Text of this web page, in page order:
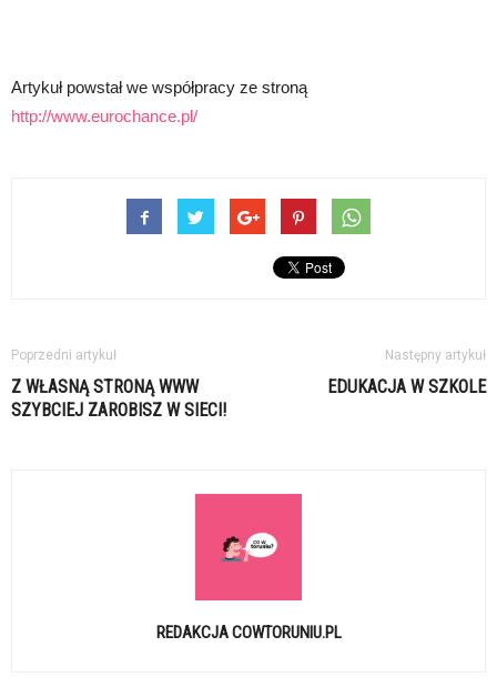
Artykuł powstał we współpracy ze stroną
http://www.eurochance.pl/
Poprzedni artykuł
Z WŁASNĄ STRONĄ WWW
SZYBCIEJ ZAROBISZ W SIECI!
Następny artykuł
EDUKACJA W SZKOLE
REDAKCJA COWTORUNIU.PL